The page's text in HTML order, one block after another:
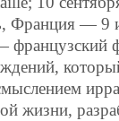
Франция — 9
жизни,